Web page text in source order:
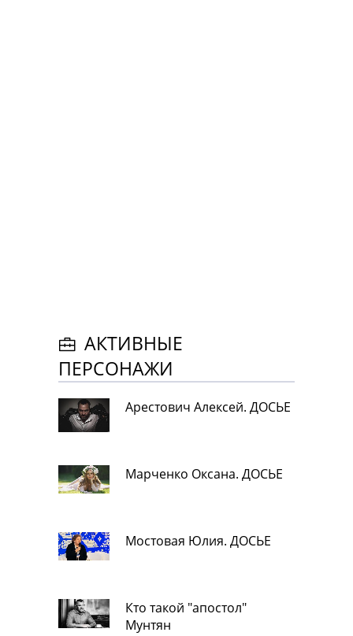
АКТИВНЫЕ
ПЕРСОНАЖИ
Арестович Алексей. ДОСЬЕ
Марченко Оксана. ДОСЬЕ
Мостовая Юлия. ДОСЬЕ
Кто такой "апостол"
Мунтян